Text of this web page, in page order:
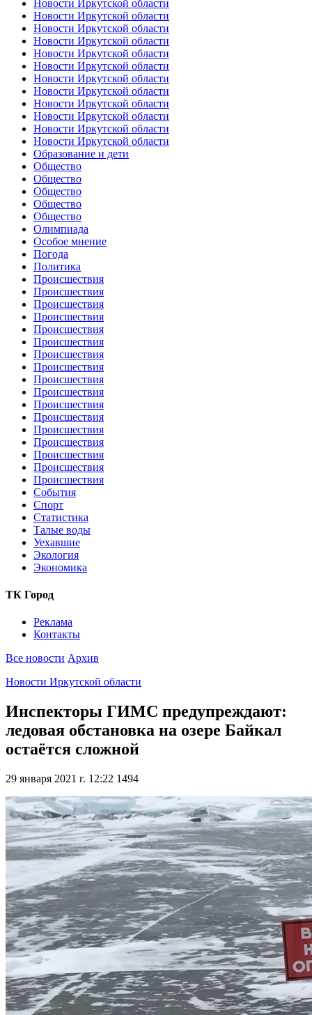
Новости Иркутской области
Новости Иркутской области
Новости Иркутской области
Новости Иркутской области
Новости Иркутской области
Новости Иркутской области
Новости Иркутской области
Новости Иркутской области
Новости Иркутской области
Новости Иркутской области
Новости Иркутской области
Новости Иркутской области
Образование и дети
Общество
Общество
Общество
Общество
Общество
Олимпиада
Особое мнение
Погода
Политика
Происшествия
Происшествия
Происшествия
Происшествия
Происшествия
Происшествия
Происшествия
Происшествия
Происшествия
Происшествия
Происшествия
Происшествия
Происшествия
Происшествия
Происшествия
Происшествия
Происшествия
События
Спорт
Статистика
Талые воды
Уехавшие
Экология
Экономика
ТК Город
Реклама
Контакты
Все новости Архив
Новости Иркутской области
Инспекторы ГИМС предупреждают:
ледовая обстановка на озере Байкал
остаётся сложной
29 января 2021 г. 12:22 1494